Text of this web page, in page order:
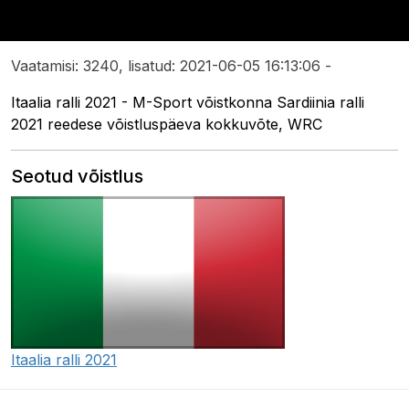
Vaatamisi: 3240, lisatud: 2021-06-05 16:13:06 -
Itaalia ralli 2021 - M-Sport võistkonna Sardiinia ralli
2021 reedese võistluspäeva kokkuvõte, WRC
Seotud võistlus
Itaalia ralli 2021